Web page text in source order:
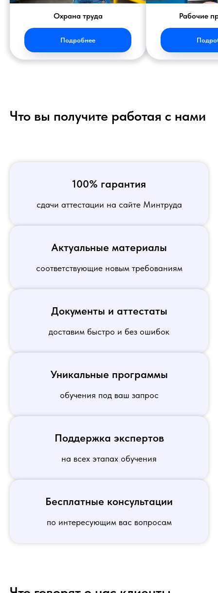
Охрана труда
Подробнее
Рабочие
Что вы получите работая с нами
100% гарантия
сдачи аттестации на сайте Минтруда
Актуальные материалы
соответствующие новым требованиям
Документы и аттестаты
доставим быстро и без ошибок
Уникальные программы
обучения под ваш запрос
Поддержка экспертов
на всех этапах обучения
Бесплатные консультации
по интересующим вас вопросам